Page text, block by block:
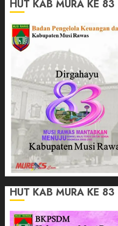
HUT KAB MURA KE 83
HUT KAB MURA KE 83